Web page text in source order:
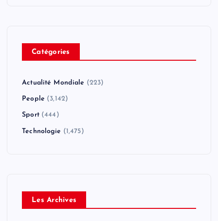
Catégories
Actualité Mondiale (223)
People (3,142)
Sport(444)
Technologie (1,475)
Les Archives